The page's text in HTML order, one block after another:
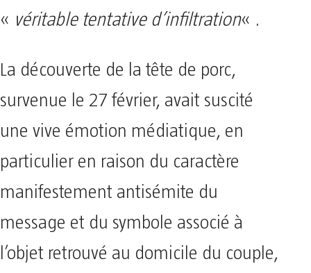
« véritable tentative d’infiltration« .
La découverte de la tête de porc,
survenue le 27 février, avait suscité
une vive émotion médiatique, en
particulier en raison du caractère
manifestement antisémite du
message et du symbole associé à
l’objet retrouvé au domicile du couple,